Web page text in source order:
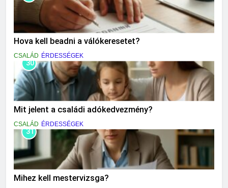
Hova kell beadni a válókeresetet?
CSALÁD ÉRDESSÉGEK
30
Mit jelent a családi adókedvezmény?
CSALÁD ÉRDESSÉGEK
31
Mihez kell mestervizsga?